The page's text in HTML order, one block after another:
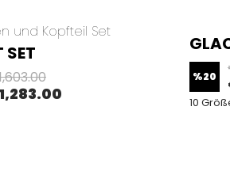
und Kopfteil Set
SET
%20
10